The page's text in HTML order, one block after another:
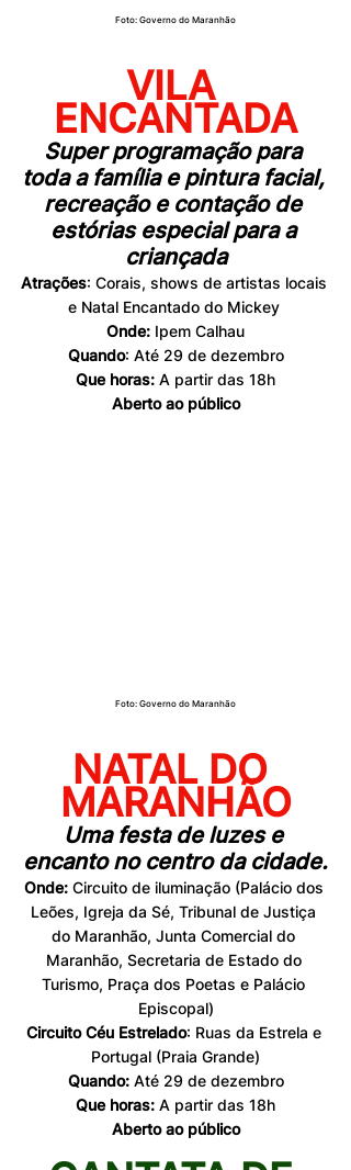
Foto: Governo do Maranhão
VILA
ENCANTADA
Super programação para
toda a família e pintura facial,
recreação e contação de
estórias especial para a
criançada
Atrações: Corais, shows de artistas locais
e Natal Encantado do Mickey
Onde: Ipem Calhau
Quando: Até 29 de dezembro
Que horas: A partir das 18h
Aberto ao público
Foto: Governo do Maranhão
NATAL DO
MARANHÃO
Uma festa de luzes e
encanto no centro da cidade.
Onde: Circuito de iluminação (Palácio dos
Leões, Igreja da Sé, Tribunal de Justiça
do Maranhão, Junta Comercial do
Maranhão, Secretaria de Estado do
Turismo, Praça dos Poetas e Palácio
Episcopal)
Circuito Céu Estrelado: Ruas da Estrela e
Portugal (Praia Grande)
Quando: Até 29 de dezembro
Que horas: A partir das 18h
Aberto ao público